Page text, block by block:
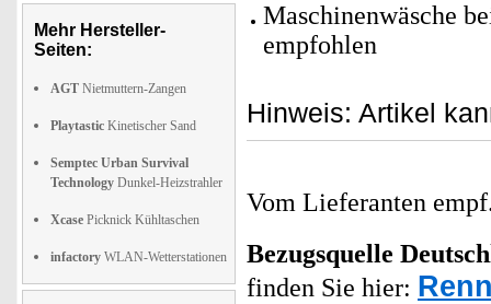
Mehr Hersteller-
Seiten:
AGT Nietmuttern-Zangen
Playtastic Kinetischer Sand
Semptec Urban Survival
Technology Dunkel-Heizstrahler
Xcase Picknick Kühltaschen
infactory WLAN-Wetterstationen
Maschinenwäsche
empfohlen
Hinweis: Artikel
Vom Lieferanten
Bezugsquelle
finden Sie hier: